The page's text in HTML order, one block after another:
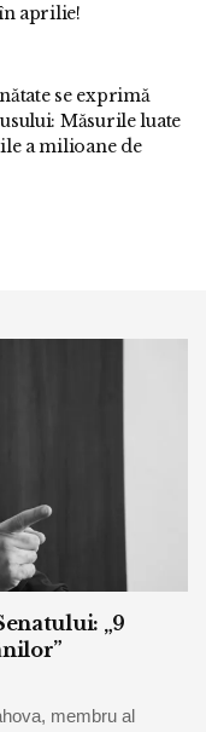
aprilie!
se exprimă
Măsurile luate
a milioane de
„9
membru al